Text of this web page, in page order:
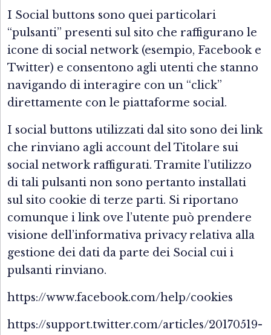
I Social buttons sono quei particolari
“pulsanti” presenti sul sito che raffigurano le
icone di social network (esempio, Facebook e
Twitter) e consentono agli utenti che stanno
navigando di interagire con un “click”
direttamente con le piattaforme social.
I social buttons utilizzati dal sito sono dei link
che rinviano agli account del Titolare sui
social network raffigurati. Tramite l’utilizzo
di tali pulsanti non sono pertanto installati
sul sito cookie di terze parti. Si riportano
comunque i link ove l’utente può prendere
visione dell’informativa privacy relativa alla
gestione dei dati da parte dei Social cui i
pulsanti rinviano.
https://www.facebook.com/help/cookies
https://support.twitter.com/articles/20170519-